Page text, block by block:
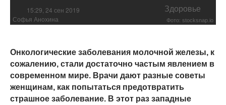
15:29, 24 сен 2019 Здоровье
Софья Анохина Фото: stocksnap.io
Онкологические заболевания молочной железы, к
сожалению, стали достаточно частым явлением в
современном мире. Врачи дают разные советы
женщинам, как попытаться предотвратить
страшное заболевание. В этот раз западные